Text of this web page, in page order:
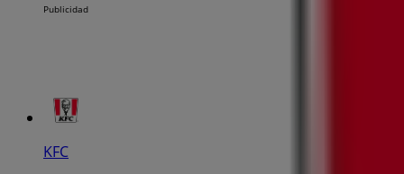
Publicidad
KFC